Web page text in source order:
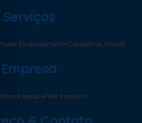
Serviços
FinanciamentoCadastrar Imóvel
Empresa
Nossa equipeFale conosco